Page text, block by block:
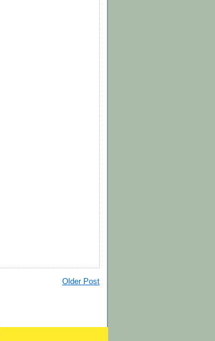
Older Post